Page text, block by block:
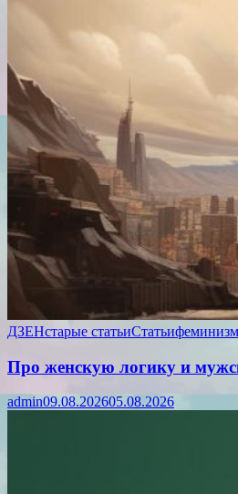
ДЗЕНстарые статьиСтатьифеминизм
Про женскую логику и
admin09.08.202605.08.2026